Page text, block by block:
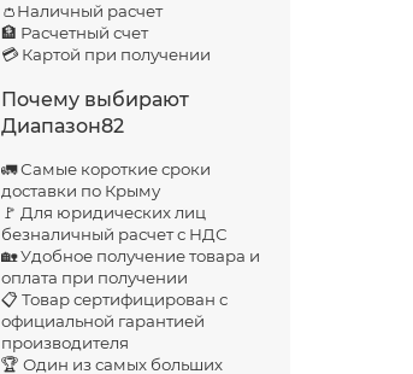
👛Наличный расчет
🏦 Расчетный счет
💳 Картой при получении
Почему выбирают
Диапазон82
🚛 Самые короткие сроки
доставки по Крыму
🚩 Для юридических лиц
безналичный расчет с НДС
🏡 Удобное получение товара и
оплата при получении
📋 Товар сертифицирован с
официальной гарантией
производителя
🏆 Один из самых больших